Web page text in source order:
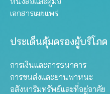
เอกสารเผยแพร่
ประเด็นคุ้มครองผู้บริโภค
การเงินและการธนาคาร
การขนส่งและยานพาหนะ
อสังหาริมทรัพย์และที่อยู่อาศัย